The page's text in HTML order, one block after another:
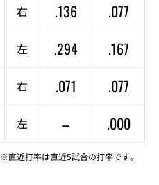
右 .136 .077
左 .294 .167
右 .071 .077
左 – .000
※直近打率は直近5試合の打率です。